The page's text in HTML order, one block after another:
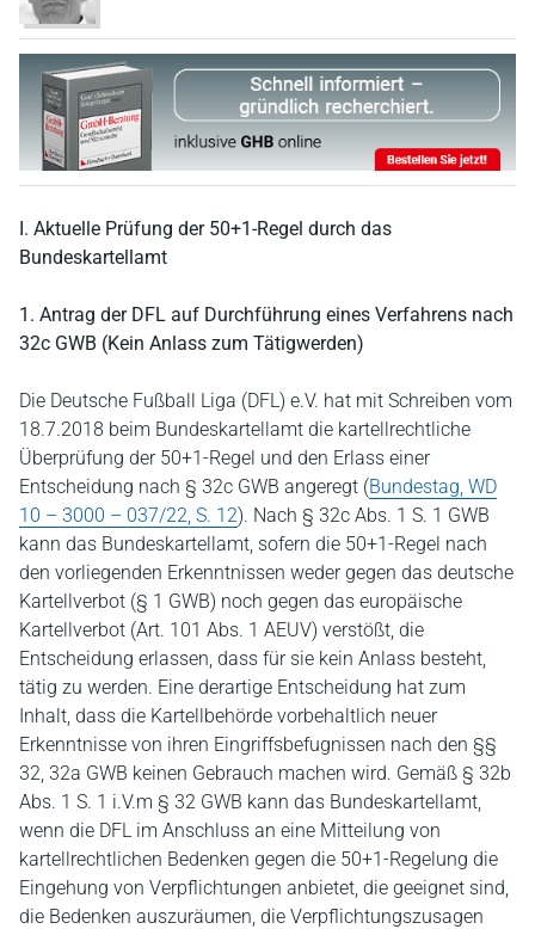
I. Aktuelle Prüfung der 50+1-Regel durch das
Bundeskartellamt
1. Antrag der DFL auf Durchführung eines Verfahrens nach
32c GWB (Kein Anlass zum Tätigwerden)
Die Deutsche Fußball Liga (DFL) e.V. hat mit Schreiben vom
18.7.2018 beim Bundeskartellamt die kartellrechtliche
Überprüfung der 50+1-Regel und den Erlass einer
Entscheidung nach § 32c GWB angeregt (Bundestag, WD
10 – 3000 – 037/22, S. 12). Nach § 32c Abs. 1 S. 1 GWB
kann das Bundeskartellamt, sofern die 50+1-Regel nach
den vorliegenden Erkenntnissen weder gegen das deutsche
Kartellverbot (§ 1 GWB) noch gegen das europäische
Kartellverbot (Art. 101 Abs. 1 AEUV) verstößt, die
Entscheidung erlassen, dass für sie kein Anlass besteht,
tätig zu werden. Eine derartige Entscheidung hat zum
Inhalt, dass die Kartellbehörde vorbehaltlich neuer
Erkenntnisse von ihren Eingriffsbefugnissen nach den §§
32, 32a GWB keinen Gebrauch machen wird. Gemäß § 32b
Abs. 1 S. 1 i.V.m § 32 GWB kann das Bundeskartellamt,
wenn die DFL im Anschluss an eine Mitteilung von
kartellrechtlichen Bedenken gegen die 50+1-Regelung die
Eingehung von Verpflichtungen anbietet, die geeignet sind,
die Bedenken auszuräumen, die Verpflichtungszusagen